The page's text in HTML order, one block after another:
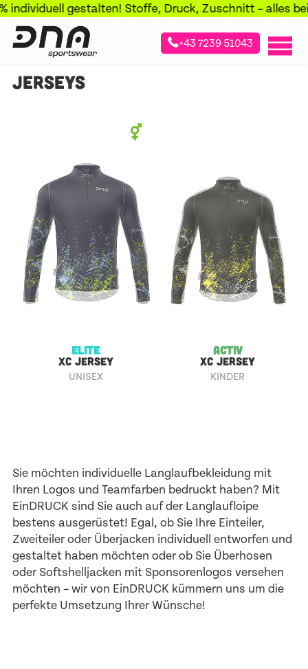
gestalten! Stoffe, Druck, Zuschnitt – alles bei
+43 7239 51043
»
JERSEYS
ELITE
XC JERSEY
UNISEX
ACTIV
XC JERSEY
KINDER
Sie möchten individuelle Langlaufbekleidung mit
Ihren Logos und Teamfarben bedruckt haben? Mit
EinDRUCK sind Sie auch auf der Langlaufloipe
bestens ausgerüstet! Egal, ob Sie Ihre Einteiler,
Zweiteiler oder Überjacken individuell entworfen und
gestaltet haben möchten oder ob Sie Überhosen
oder Softshelljacken mit Sponsorenlogos versehen
möchten – wir von EinDRUCK kümmern uns um die
perfekte Umsetzung Ihrer Wünsche!